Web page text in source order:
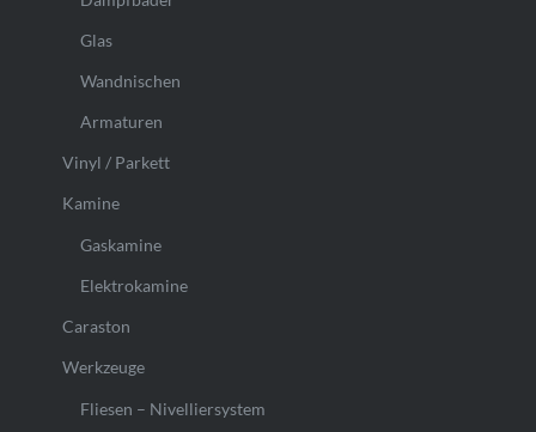
Glas
Wandnischen
Armaturen
Vinyl / Parkett
Kamine
Gaskamine
Elektrokamine
Caraston
Werkzeuge
Fliesen – Nivelliersystem